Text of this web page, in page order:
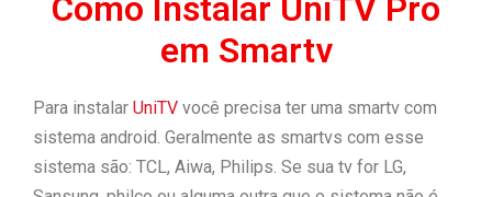
Como Instalar UniTV Pro
em Smartv
Para instalar UniTV você precisa ter uma smartv com
sistema android. Geralmente as smartvs com esse
sistema são: TCL, Aiwa, Philips. Se sua tv for LG,